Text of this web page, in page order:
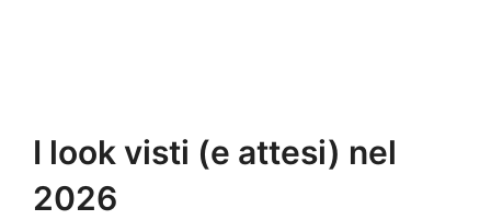
I look visti (e attesi) nel
2026